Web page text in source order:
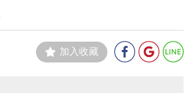
加入收藏